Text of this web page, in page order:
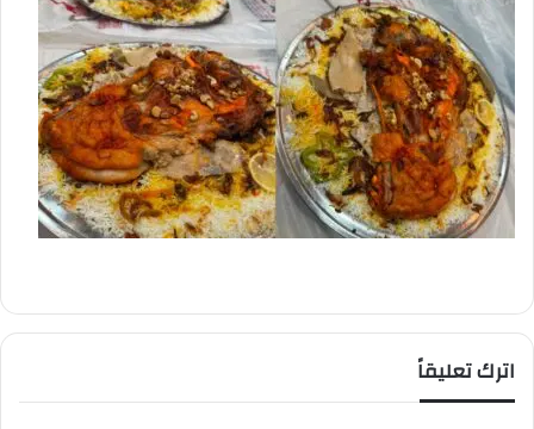
اترك تعليقاً